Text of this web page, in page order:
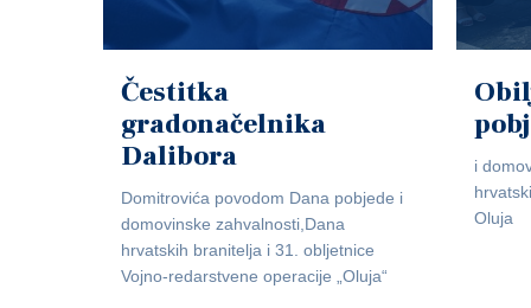
Čestitka
gradonačelnika
Dalibora
Domitrovića povodom Dana pobjede i
domovinske zahvalnosti,Dana
hrvatskih branitelja i 31. obljetnice
Vojno-redarstvene operacije „Oluja“
i
Oluja